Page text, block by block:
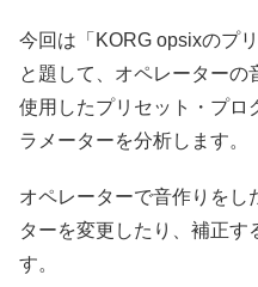
今回は「KORG opsixのプ
と題して、オペレーターの
使用したプリセット・プロ
ラメーターを分析します。
オペレーターで音作りをし
ターを変更したり、補正
す。